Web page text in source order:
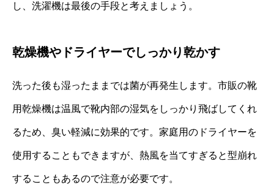
し、洗濯機は最後の手段と考えましょう。
乾燥機やドライヤーでしっかり乾かす
洗った後も湿ったままでは菌が再発生します。市販の靴
用乾燥機は温風で靴内部の湿気をしっかり飛ばしてくれ
るため、臭い軽減に効果的です。家庭用のドライヤーを
使用することもできますが、熱風を当てすぎると型崩れ
することもあるので注意が必要です。